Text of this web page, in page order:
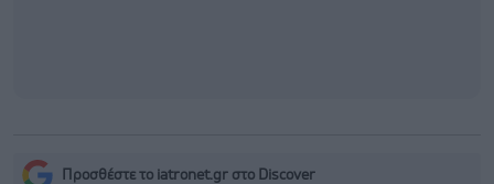
Προσθέστε το iatronet.gr στο Discover